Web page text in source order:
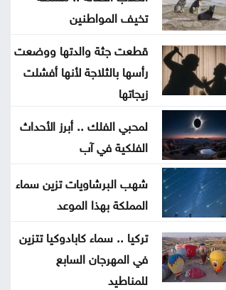
غوتيريش يدعو روسيا وأوكرانيا إلى
تجنب استهداف المدنيين
المواصفات والمقاييس: 25% من
المنتجات تحمل علامات تجارية مقلدة
الدفاع اليمنية تؤكد سقوط قتلى
وجرحى في هجوم حوثي وتتوعد بالرد
تغيير مسار 49 سفينة وتعطيل
سفينتين ضمن عمليات فرض الحصار
على إيران
تخيف المواطنين
قطعت جثة والدتها ووضعت
رأسها بالثلاجة لأنها أفشلت
زيجاتها
لمحبي الفلك .. أبرز الأحداث
الفلكية في آب
شهب البرشاويات تزين سماء
المملكة بهذا الموعد
تركيا .. سماء كابادوكيا تتزين
في المهرجان السابع
للمناطيد